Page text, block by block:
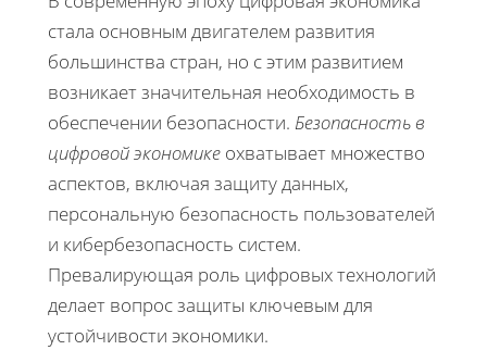
стала основным двигателем развития
большинства стран, но с этим развитием
возникает значительная необходимость в
обеспечении безопасности. Безопасность в
цифровой экономике охватывает множество
аспектов, включая защиту данных,
персональную безопасность пользователей
и кибербезопасность систем.
Превалирующая роль цифровых технологий
делает вопрос защиты ключевым для
устойчивости экономики.